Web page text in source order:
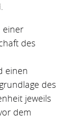
einer
des
einen
des
jeweils
dem